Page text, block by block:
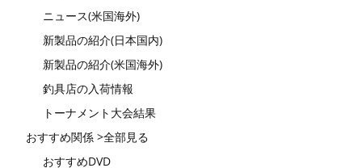
ニュース(米国海外)
新製品の紹介(日本国内)
新製品の紹介(米国海外)
釣具店の入荷情報
トーナメント大会結果
おすすめ関係 >全部見る
おすすめDVD